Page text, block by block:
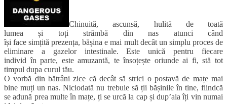
Chinuită, ascunsă, hulită de toată
lumea și toți strâmbă din nas atunci când
își face simțită prezența, bășina e mai mult decât un simplu proces de
eliminare a gazelor intestinale. Este unică pentru fiecare
individ în parte, este amuzantă, te însoțește oriunde ai fi, stă tot
timpul dupa curul tău.
O vorbă din bătrâni zice că decât să strici o postavă de mațe mai
bine muți un nas. Niciodată nu trebuie să ții bășinile în tine, fiindcă
se adună prea multe în mațe, ți se urcă la cap și dup’aia îți vin numai